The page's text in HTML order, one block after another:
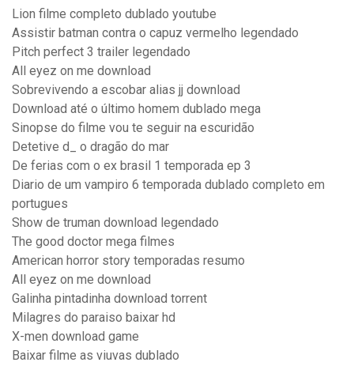
Lion filme completo dublado youtube
Assistir batman contra o capuz vermelho legendado
Pitch perfect 3 trailer legendado
All eyez on me download
Sobrevivendo a escobar alias jj download
Download até o último homem dublado mega
Sinopse do filme vou te seguir na escuridão
Detetive d_ o dragão do mar
De ferias com o ex brasil 1 temporada ep 3
Diario de um vampiro 6 temporada dublado completo em
portugues
Show de truman download legendado
The good doctor mega filmes
American horror story temporadas resumo
All eyez on me download
Galinha pintadinha download torrent
Milagres do paraiso baixar hd
X-men download game
Baixar filme as viuvas dublado